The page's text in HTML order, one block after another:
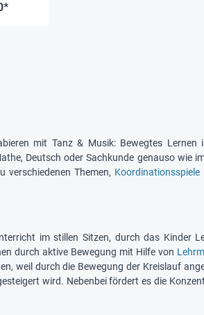
mit Tanz & Musik: Bewegtes Lernen
Deutsch oder Sachkunde genauso wie
verschiedenen Themen, Koordinationsspiele
im stillen Sitzen, durch das Kinder
durch aktive Bewegung mit Hilfe von
weil durch die Bewegung der Kreislauf
wird. Nebenbei fördert es die